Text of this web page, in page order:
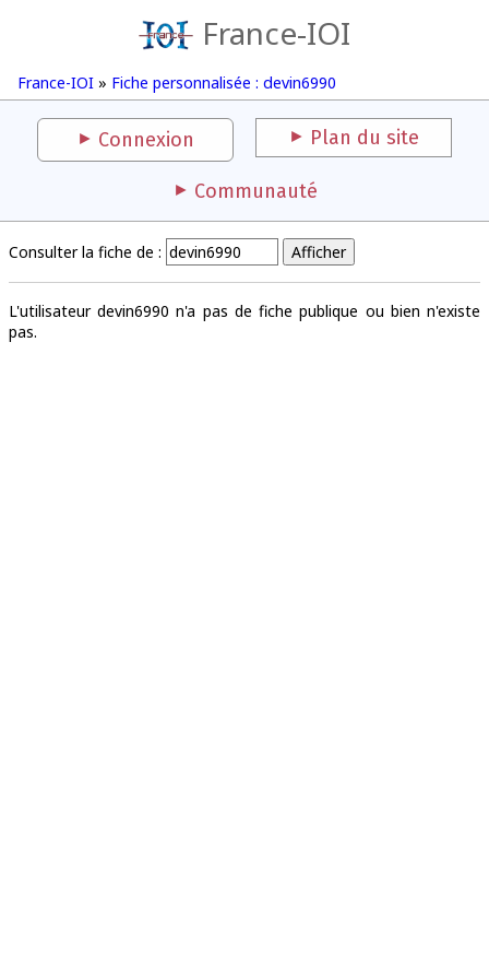
France-IOI
France-IOI » Fiche personnalisée : devin6990
Connexion Plan du site
Communauté
Consulter la fiche de :
L'utilisateur devin6990 n'a pas de fiche publique ou bien n'existe
pas.